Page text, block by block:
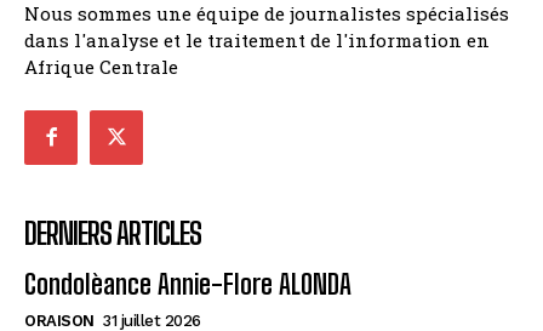
Nous sommes une équipe de journalistes spécialisés
dans l'analyse et le traitement de l'information en
Afrique Centrale
DERNIERS ARTICLES
Condolèance Annie-Flore ALONDA
ORAISON 31 juillet 2026